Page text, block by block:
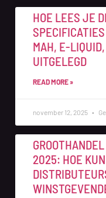
HOE LEES JE
MAH, E-
UITGELEGD
READ MORE »
november 12, 2025
2025: HOE